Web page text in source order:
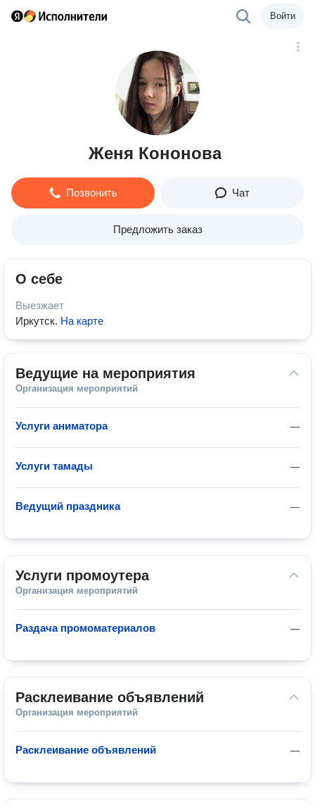
Войти
Женя Кононова
Позвонить Чат
Предложить заказ
О себе
Выезжает
Иркутск. На карте
Ведущие на мероприятия
Организация мероприятий
—
Услуги аниматора
—
Услуги тамады
—
Ведущий праздника
Услуги промоутера
Организация мероприятий
—
Раздача промоматериалов
Расклеивание объявлений
Организация мероприятий
—
Расклеивание объявлений